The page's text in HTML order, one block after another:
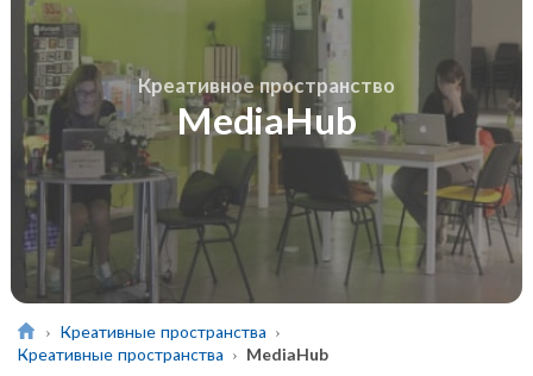
Креативное пространство
MediaHub
Креативные пространства
Креативные пространства
MediaHub